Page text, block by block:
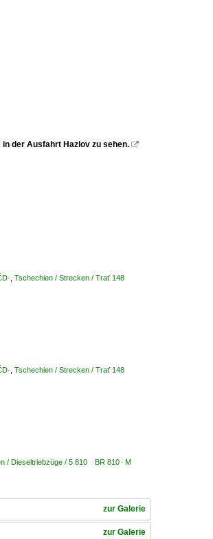
der Ausfahrt Hazlov zu sehen. 
Tschechien / Strecken / Trať 148
Tschechien / Strecken / Trať 148
/ Dieseltriebzüge / 5 810 BR 810 · M
zur Galerie
zur Galerie